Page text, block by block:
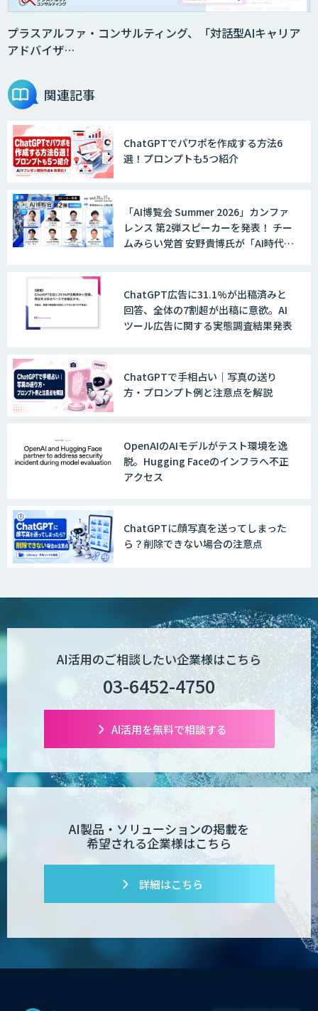
プラスアルファ・コンサルティング、「対話型AIキャリア
アドバイザ…
関連記事
ChatGPTでパワポを作成する方法6
選！プロンプトも5つ紹介
「AI博覧会 Summer 2026」カンファ
レンス 第2弾スピーカーを発表！ チー
ムみらい党首 安野貴博氏が「AI時代の
事例も公開
ChatGPT広告に31.1%が出稿済みと
回答、全体の7割超が出稿に意欲。AI
ツール広告に関する実態調査結果発表
ChatGPTで手相占い｜写真の送り
方・プロンプト例と注意点を解説
OpenAIのAIモデルがテスト環境を逸
脱。Hugging Faceのインフラへ不正
アクセス
ChatGPTに顔写真を送ってしまった
ら？削除できない場合の注意点
AI活用のご相談したい企業様はこちら
03-6452-4750
AI活用を無料で相談する
AI製品・ソリューションの掲載を
希望される企業様はこちら
詳細はこちら